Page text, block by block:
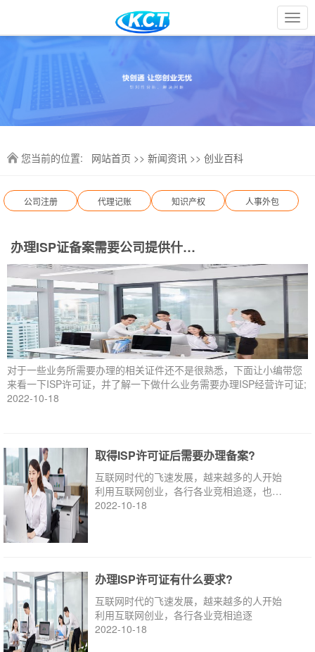
您当前的位置: 网站首页 >> 新闻资讯 >> 创业百科
公司注册 代理记账 知识产权 人事外包
办理ISP证备案需要公司提供什么材料?
对于一些业务所需要办理的相关证件还不是很熟悉，下面让小编带您
来看一下ISP许可证，并了解一下做什么业务需要办理ISP经营许可证;
2022-10-18
取得ISP许可证后需要办理备案?
互联网时代的飞速发展，越来越多的人开始
利用互联网创业，各行各业竞相追逐，也有
很多初创业者
2022-10-18
办理ISP许可证有什么要求?
互联网时代的飞速发展，越来越多的人开始
利用互联网创业，各行各业竞相追逐
2022-10-18